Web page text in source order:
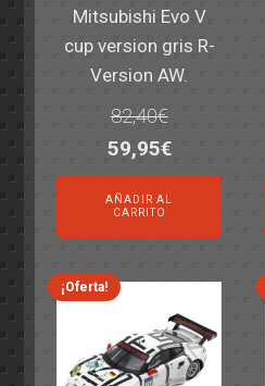
Mitsubishi Evo V
cup version gris R-
Version AW.
82,40€
El
precio
original
era:
82,40€.
59,95€El
precio
es:
59,95€.
AÑADIR AL
CARRITO
¡Oferta!